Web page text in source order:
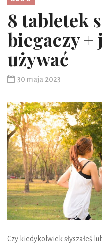
8 tabletek
biegaczy +
używać
30 maja 2023
Czy kiedykolwiek słyszałeś